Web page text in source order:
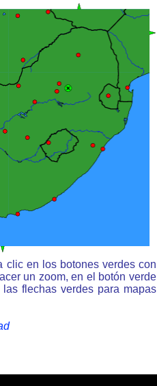
clic en los botones verdes con
un zoom, en el botón verde
flechas verdes para mapas